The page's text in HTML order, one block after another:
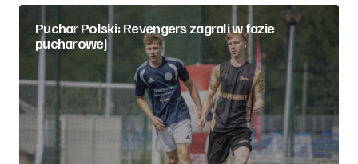
Puchar Polski: Revengers zagrali w fazie
pucharowej